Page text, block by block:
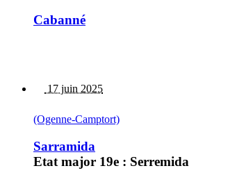
Cabanné
17 juin 2025
(Ogenne-Camptort)
Sarramida
Etat major 19e : Serremida